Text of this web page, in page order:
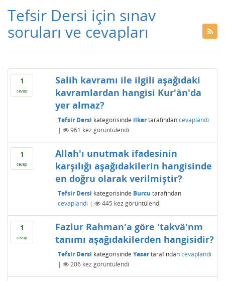
Tefsir Dersi için sınav
soruları ve cevapları
1
cevap
Salih kavramı ile ilgili aşağıdaki
kavramlardan hangisi Kur'ân'da
yer almaz?
Tefsir Dersi kategorisinde ilker tarafından cevaplandı
|
961 kez görüntülendi
1
cevap
Allah'ı unutmak ifadesinin
karşılığı aşağıdakilerin hangisinde
en doğru olarak verilmiştir?
Tefsir Dersi kategorisinde Burcu tarafından
cevaplandı | 445 kez görüntülendi
1
cevap
Fazlur Rahman'a göre 'takvâ'nm
tanımı aşağıdakilerden hangisidir?
Tefsir Dersi kategorisinde Yasar tarafından cevaplandı
|
206kez görüntülendi